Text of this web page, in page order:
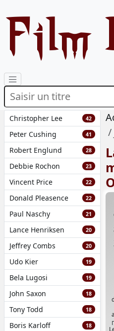
Film
Christopher Lee 42
Peter Cushing 41
Robert Englund 28
Debbie Rochon 23
Vincent Price 22
Donald Pleasence 22
Paul Naschy 21
Lance Henriksen 20
Jeffrey Combs 20
Udo Kier 19
Bela Lugosi 19
John Saxon 18
Tony Todd 18
Boris Karloff 18